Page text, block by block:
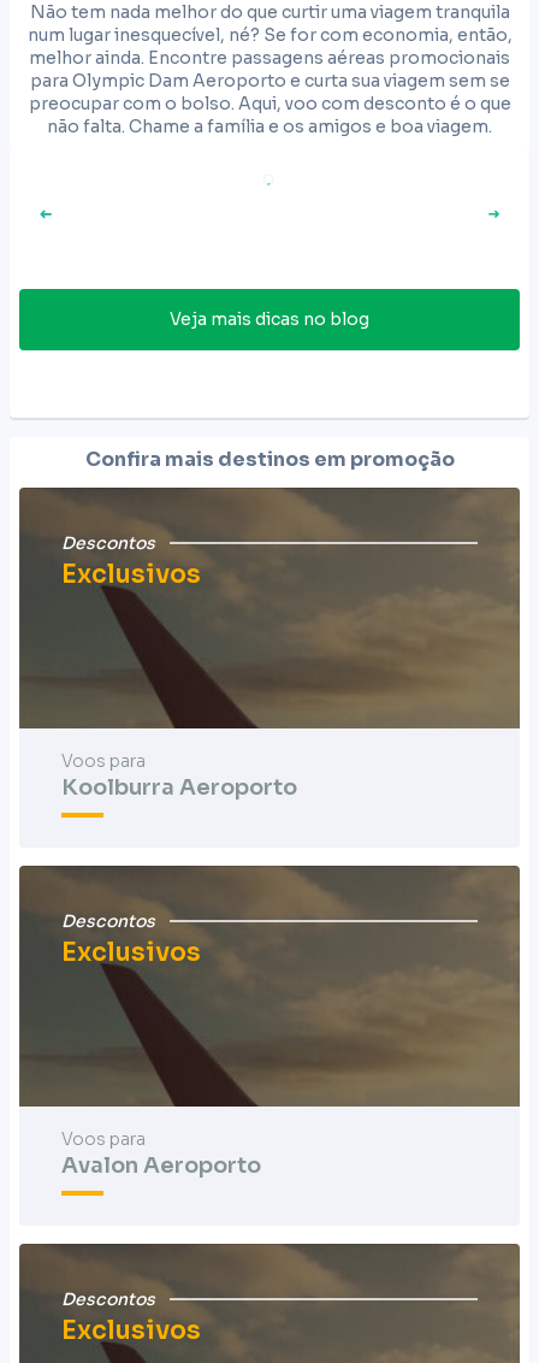
Não tem nada melhor do que curtir uma viagem tranquila
num lugar inesquecível, né? Se for com economia, então,
melhor ainda. Encontre passagens aéreas promocionais
para Olympic Dam Aeroporto e curta sua viagem sem se
preocupar com o bolso. Aqui, voo com desconto é o que
não falta. Chame a família e os amigos e boa viagem.
Veja mais dicas no blog
Confira mais destinos em promoção
Descontos
Exclusivos
Voos para
Koolburra Aeroporto
Descontos
Exclusivos
Voos para
Avalon Aeroporto
Descontos
Exclusivos